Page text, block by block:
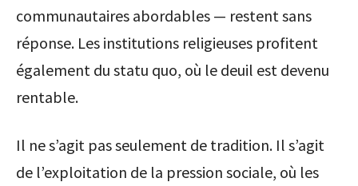
communautaires abordables — restent sans
réponse. Les institutions religieuses profitent
également du statu quo, où le deuil est devenu
rentable.
Il ne s’agit pas seulement de tradition. Il s’agit
de l’exploitation de la pression sociale, où les